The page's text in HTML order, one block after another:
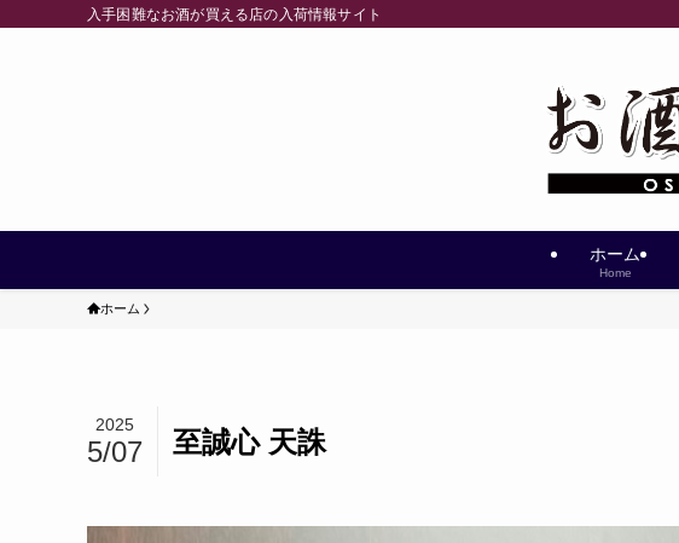
入手困難なお酒が買える店の入荷情報サイト
ホーム
Home
ホーム
至誠心 天誅
2025
5/07